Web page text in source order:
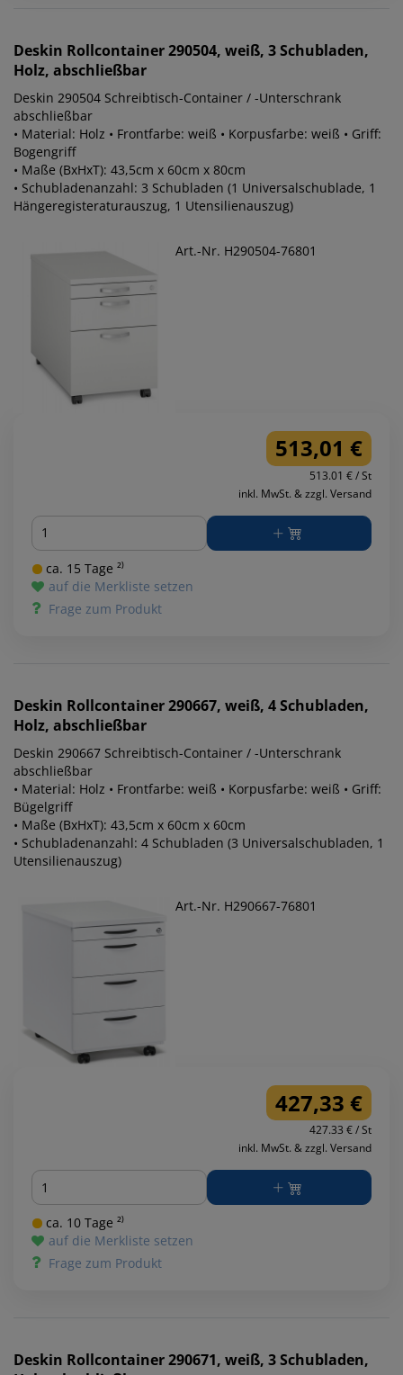
Deskin Rollcontainer 290504, weiß, 3 Schubladen,
Holz, abschließbar
Deskin 290504 Schreibtisch-Container / -Unterschrank
abschließbar
• Material: Holz • Frontfarbe: weiß • Korpusfarbe: weiß • Griff:
Bogengriff
• Maße (BxHxT): 43,5cm x 60cm x 80cm
• Schubladenanzahl: 3 Schubladen (1 Universalschublade, 1
Hängeregisteraturauszug, 1 Utensilienauszug)
Art.-Nr. H290504-76801
513,01 €
513.01 € / St
inkl. MwSt. & zzgl. Versand
Menge
ca. 15 Tage ²⁾
auf die Merkliste setzen
Frage zum Produkt
Deskin Rollcontainer 290667, weiß, 4 Schubladen,
Holz, abschließbar
Deskin 290667 Schreibtisch-Container / -Unterschrank
abschließbar
• Material: Holz • Frontfarbe: weiß • Korpusfarbe: weiß • Griff:
Bügelgriff
• Maße (BxHxT): 43,5cm x 60cm x 60cm
• Schubladenanzahl: 4 Schubladen (3 Universalschubladen, 1
Utensilienauszug)
Art.-Nr. H290667-76801
427,33 €
427.33 € / St
inkl. MwSt. & zzgl. Versand
Menge
ca. 10 Tage ²⁾
auf die Merkliste setzen
Frage zum Produkt
Deskin Rollcontainer 290671, weiß, 3 Schubladen,